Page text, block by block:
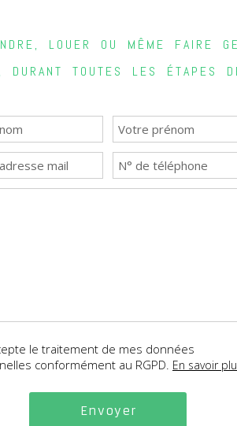
LOUER OU MÊME FAIRE
DURANT TOUTES LES ÉTAPES
le traitement de mes données
conformément au RGPD. En savoir